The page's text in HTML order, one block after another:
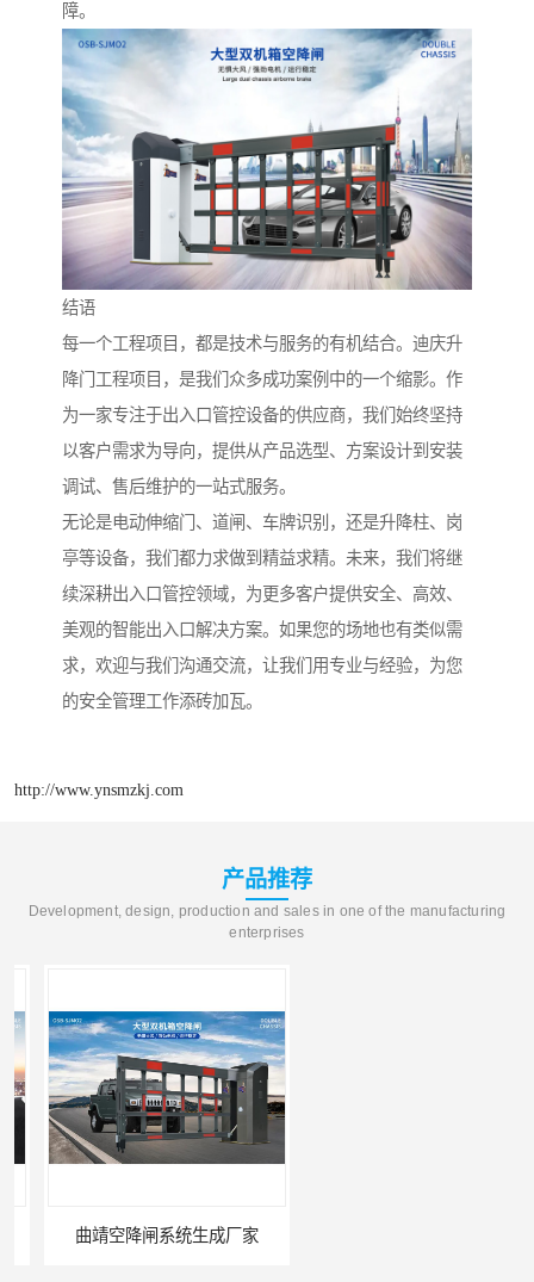
障。
结语
每一个工程项目，都是技术与服务的有机结合。迪庆升
降门工程项目，是我们众多成功案例中的一个缩影。作
为一家专注于出入口管控设备的供应商，我们始终坚持
以客户需求为导向，提供从产品选型、方案设计到安装
调试、售后维护的一站式服务。
无论是电动伸缩门、道闸、车牌识别，还是升降柱、岗
亭等设备，我们都力求做到精益求精。未来，我们将继
续深耕出入口管控领域，为更多客户提供安全、高效、
美观的智能出入口解决方案。如果您的场地也有类似需
求，欢迎与我们沟通交流，让我们用专业与经验，为您
的安全管理工作添砖加瓦。
http://www.ynsmzkj.com
产品推荐
Development, design, production and sales in one of the manufacturing
enterprises
曲靖空降闸系统生成厂家